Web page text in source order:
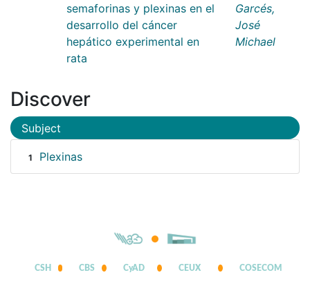
semaforinas y plexinas en el
desarrollo del cáncer
hepático experimental en
rata
Garcés,
José
Michael
Discover
Subject
1 Plexinas
CSH CBS CyAD CEUX COSECOM